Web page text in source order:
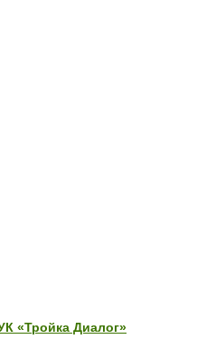
«Тройка Диалог»